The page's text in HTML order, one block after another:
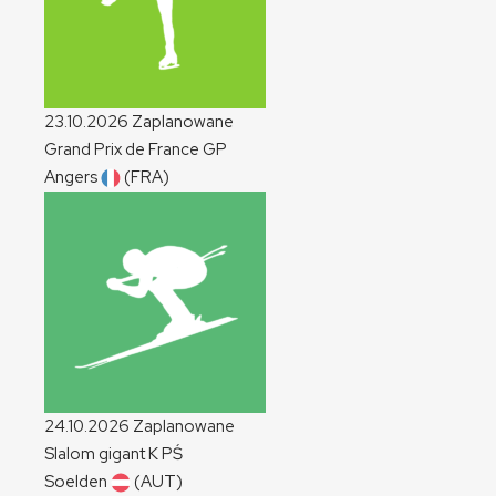
23.10.2026 Zaplanowane
Grand Prix de France GP
Angers
(FRA)
24.10.2026 Zaplanowane
Slalom gigantKPŚ
Soelden
(AUT)